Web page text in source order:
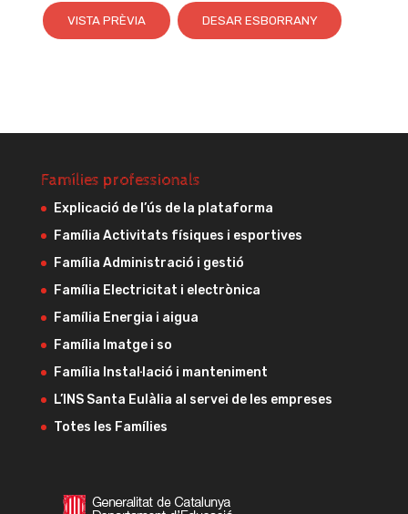
Famílies professionals
Explicació de l’ús de la plataforma
Família Activitats físiques i esportives
Família Administració i gestió
Família Electricitat i electrònica
Família Energia i aigua
Família Imatge i so
Família Instal·lació i manteniment
L’INS Santa Eulàlia al servei de les empreses
Totes les Famílies